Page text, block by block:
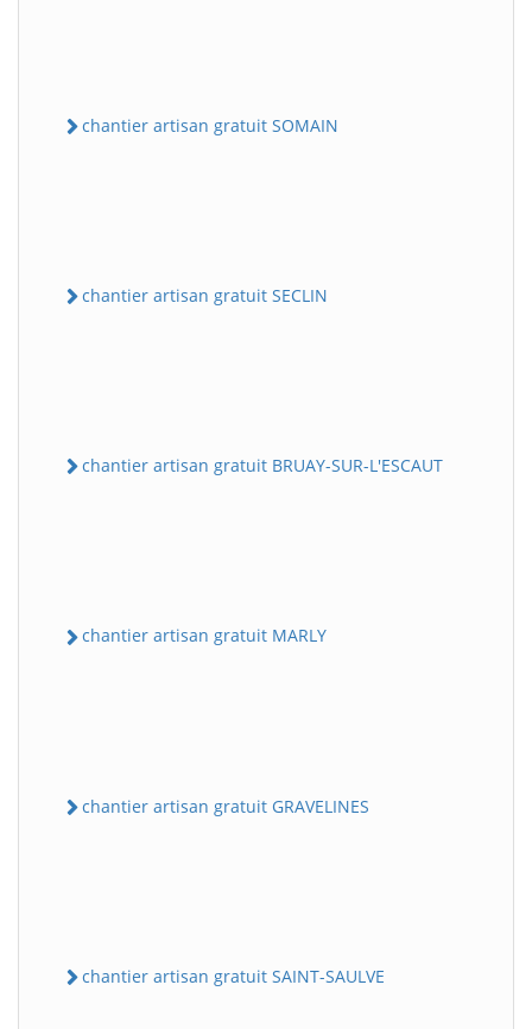
chantier artisan gratuit SOMAIN
chantier artisan gratuit SECLIN
chantier artisan gratuit BRUAY-SUR-L'ESCAUT
chantier artisan gratuit MARLY
chantier artisan gratuit GRAVELINES
chantier artisan gratuit SAINT-SAULVE